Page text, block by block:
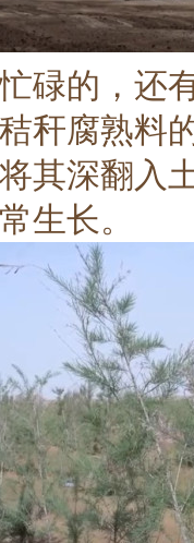
碌的，还
秆腐熟料
其深翻入
生长。